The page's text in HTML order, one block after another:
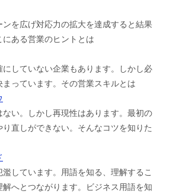
を広げ対応力の拡大を達成すると結果
ある営業のヒントとは
していない企業もあります。しかし必
っています。その営業スキルとは
い。しかし再現性はあります。最初の
直しができない。そんなコツを知りた
しています。用語を知る、理解するこ
解へとつながります。ビジネス用語を知